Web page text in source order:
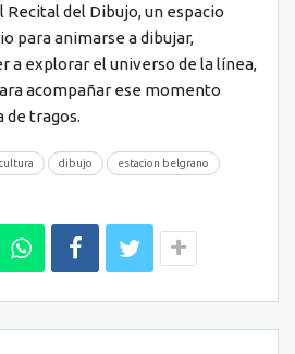
Recital del Dibujo, un espacio
para animarse a dibujar,
a explorar el universo de la línea,
acompañar ese momento
de tragos.
cultura dibujo estacion belgrano